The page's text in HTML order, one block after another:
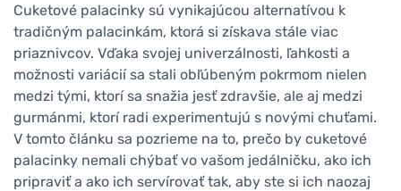
Cuketové palacinky sú vynikajúcou alternatívou k
tradičným palacinkám, ktorá si získava stále viac
priaznivcov. Vďaka svojej univerzálnosti, ľahkosti a
možnosti variácií sa stali obľúbeným pokrmom nielen
medzi tými, ktorí sa snažia jesť zdravšie, ale aj medzi
gurmánmi, ktorí radi experimentujú s novými chuťami.
V tomto článku sa pozrieme na to, prečo by cuketové
palacinky nemali chýbať vo vašom jedálničku, ako ich
pripraviť a ako ich servírovať tak, aby ste si ich naozaj